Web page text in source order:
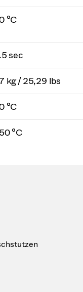
°C
sec
kg / 25,29 lbs
°C
°C